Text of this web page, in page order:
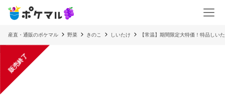
産直・通販のポケマル 野菜 きのこ しいたけ 【常温】期間限定大特価！特品し
販売終了